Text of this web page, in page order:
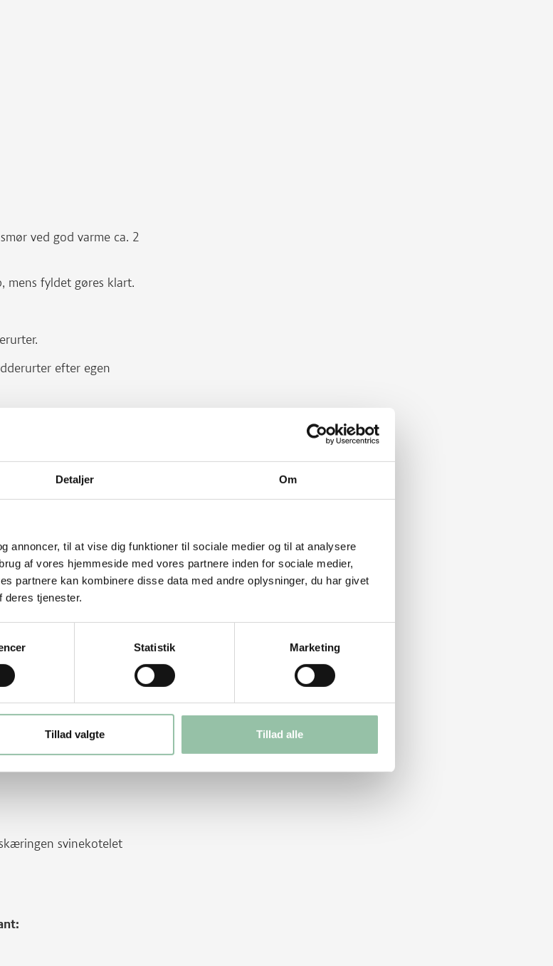
Detaljer Om
annoncer, til at vise dig funktioner til sociale medier og til at analysere
af vores hjemmeside med vores partnere inden for sociale medier,
partnere kan kombinere disse data med andre oplysninger, du har givet
deres tjenester.
Statistik Marketing
Tillad valgte Tillad alle
ved god varme ca. 2
mens fyldet gøres klart.
efter egen
med en kødnål eller
med salt og peber.
svinekotelet